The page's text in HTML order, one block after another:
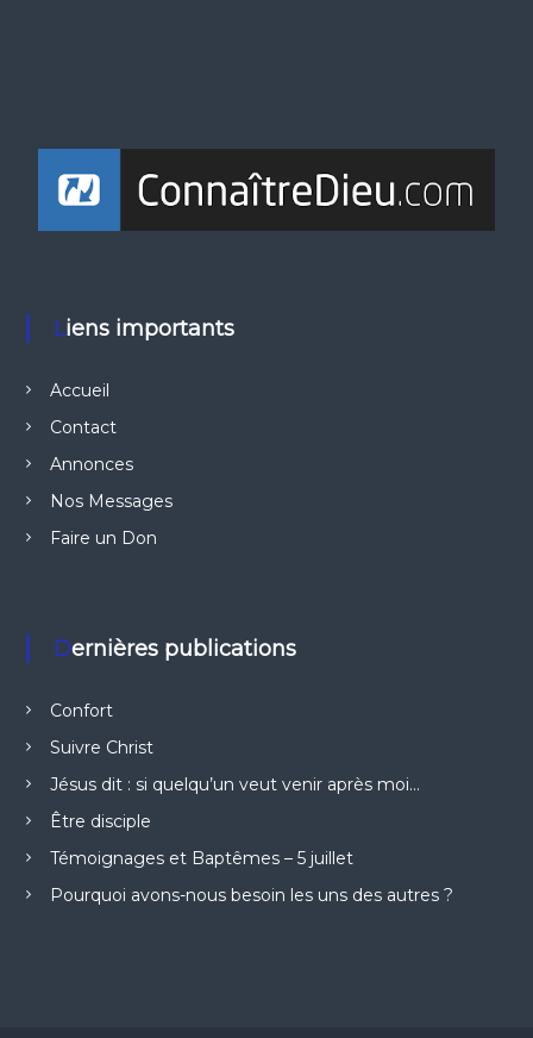
Liens importants
Accueil
Contact
Annonces
Nos Messages
Faire un Don
Dernières publications
Confort
Suivre Christ
Jésus dit : si quelqu’un veut venir après moi…
Être disciple
Témoignages et Baptêmes – 5 juillet
Pourquoi avons-nous besoin les uns des autres ?